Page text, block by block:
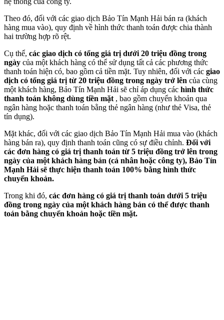
Theo đó, đối với các giao dịch Bảo Tín Mạnh Hải bán ra (khách
hàng mua vào), quy định về hình thức thanh toán được chia thành
hai trường hợp rõ rệt.
Cụ thể, các giao dịch có tổng giá trị dưới 20 triệu đồng trong
ngày của một khách hàng có thể sử dụng tất cả các phương thức
thanh toán hiện có, bao gồm cả tiền mặt. Tuy nhiên, đối với các giao
dịch có tổng giá trị từ 20 triệu đồng trong ngày trở lên của cùng
một khách hàng, Bảo Tín Mạnh Hải sẽ chỉ áp dụng các hình thức
thanh toán không dùng tiền mặt , bao gồm chuyển khoản qua
ngân hàng hoặc thanh toán bằng thẻ ngân hàng (như thẻ Visa, thẻ
tín dụng).
Mặt khác, đối với các giao dịch Bảo Tín Mạnh Hải mua vào (khách
hàng bán ra), quy định thanh toán cũng có sự điều chỉnh. Đối với
các đơn hàng có giá trị thanh toán từ 5 triệu đồng trở lên trong
ngày của một khách hàng bán (cá nhân hoặc công ty), Bảo Tín
Mạnh Hải sẽ thực hiện thanh toán 100% bằng hình thức
chuyển khoản.
Trong khi đó, các đơn hàng có giá trị thanh toán dưới 5 triệu
đồng trong ngày của một khách hàng bán có thể được thanh
toán bằng chuyển khoản hoặc tiền mặt.